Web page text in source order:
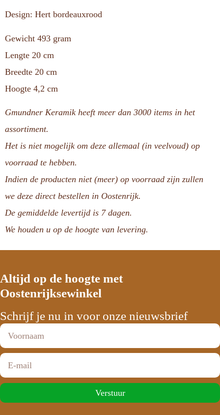
Design: Hert bordeauxrood
Gewicht 493 gram
Lengte 20 cm
Breedte 20 cm
Hoogte 4,2 cm
Gmundner Keramik heeft meer dan 3000 items in het
assortiment.
Het is niet mogelijk om deze allemaal (in veelvoud) op
voorraad te hebben.
Indien de producten niet (meer) op voorraad zijn zullen
we deze direct bestellen in Oostenrijk.
De gemiddelde levertijd is 7 dagen.
We houden u op de hoogte van levering.
Altijd op de hoogte met
Oostenrijksewinkel
Schrijf je nu in voor onze nieuwsbrief
Verstuur